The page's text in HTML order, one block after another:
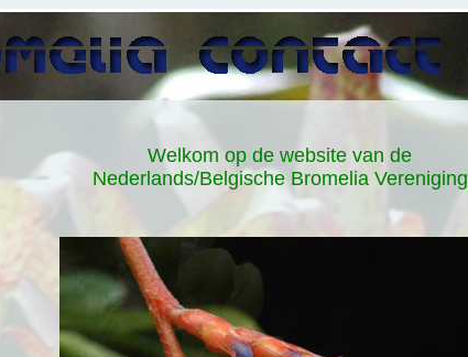
Welkom op de website van de
Nederlands/Belgische Bromelia Vereniging